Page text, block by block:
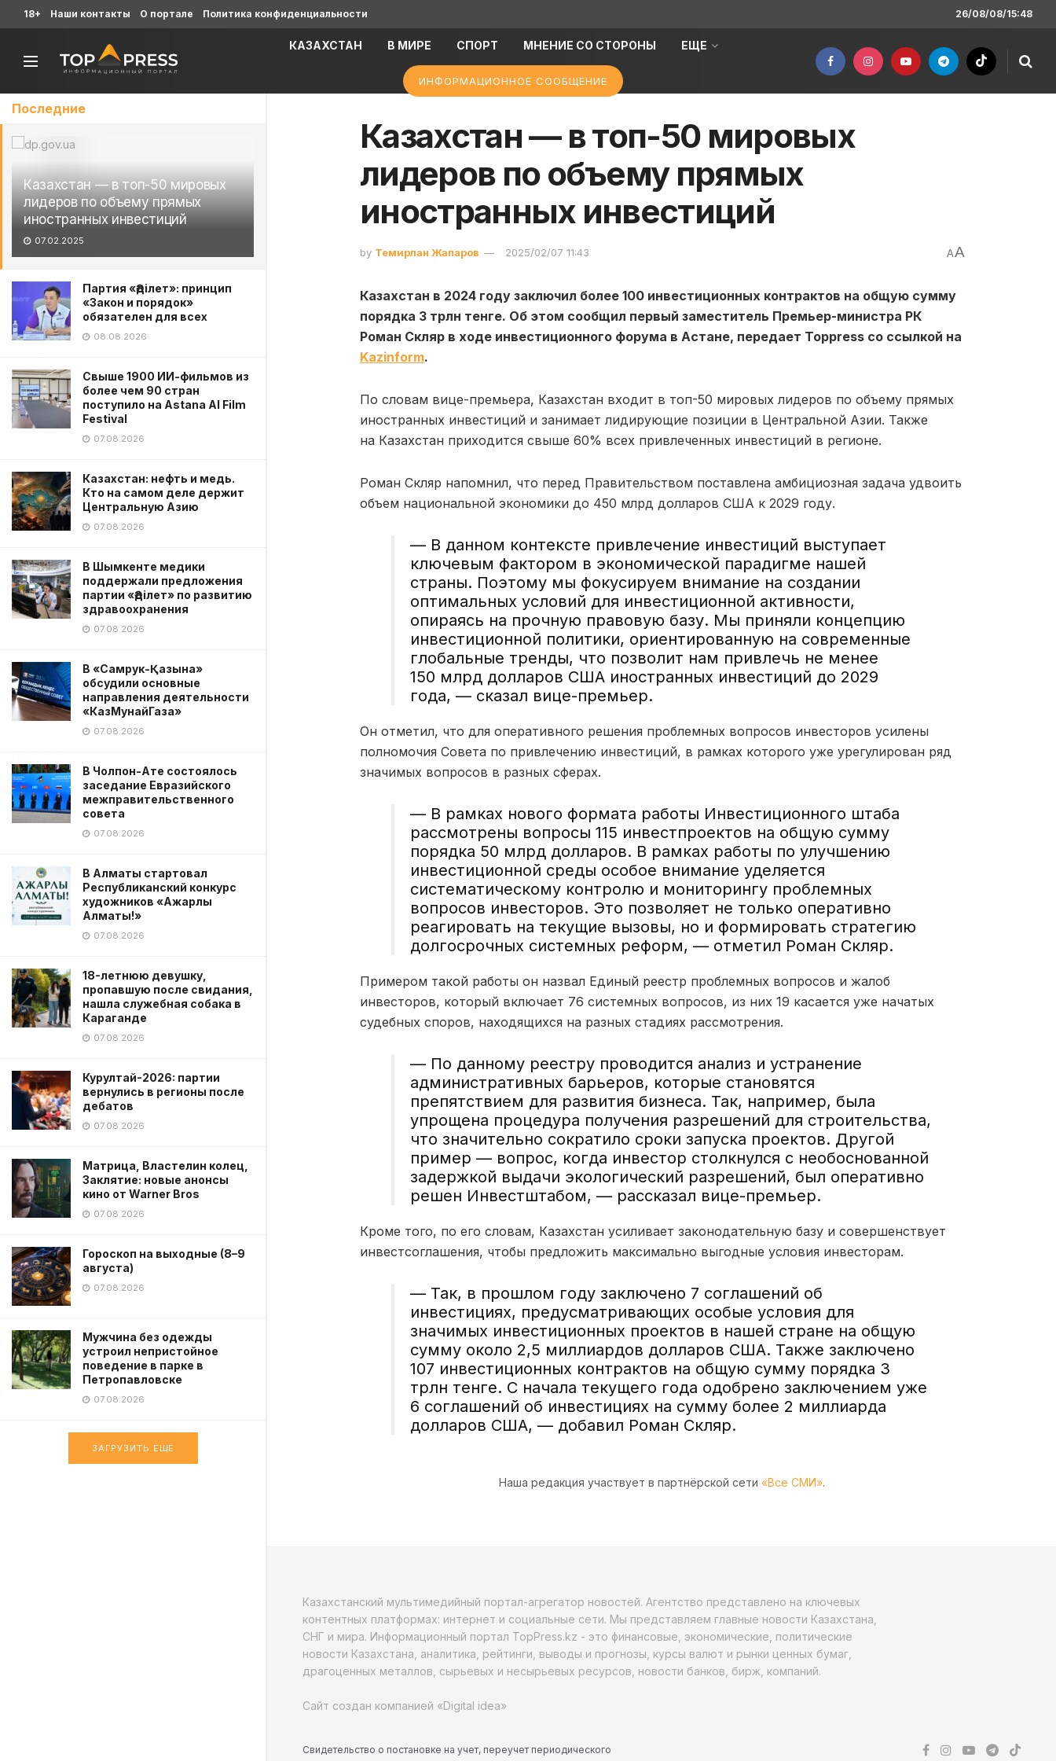
Последние
Казахстан — в топ-50 мировых
лидеров по объему прямых
иностранных инвестиций
07.02.2025
Партия «Әділет»: принцип
«Закон и порядок»
обязателен для всех
08.08.2026
Свыше 1900 ИИ-фильмов из
более чем 90 стран
поступило на Astana AI Film
Festival
07.08.2026
Казахстан: нефть и медь.
Кто на самом деле держит
Центральную Азию
07.08.2026
В Шымкенте медики
поддержали предложения
партии «Әділет» по развитию
здравоохранения
07.08.2026
В «Самрук-Қазына»
обсудили основные
направления деятельности
«КазМунайГаза»
07.08.2026
В Чолпон-Ате состоялось
заседание Евразийского
межправительственного
совета
07.08.2026
В Алматы стартовал
Республиканский конкурс
художников «Ажарлы
Алматы!»
07.08.2026
18-летнюю девушку,
пропавшую после свидания,
нашла служебная собака в
Караганде
07.08.2026
Курултай-2026: партии
вернулись в регионы после
дебатов
07.08.2026
Матрица, Властелин колец,
Заклятие: новые анонсы
кино от Warner Bros
07.08.2026
Гороскоп на выходные (8–9
августа)
07.08.2026
Мужчина без одежды
устроил непристойное
поведение в парке в
Петропавловске
07.08.2026
ЗАГРУЗИТЬ ЕЩЕ
18+ Наши контакты О портале Политика конфиденциальности 26/08/08/15:48
КАЗАХСТАН В МИРЕ СПОРТ МНЕНИЕ СО СТОРОНЫ ЕЩЕ
ИНФОРМАЦИОННОЕ СООБЩЕНИЕ
Казахстан — в топ-50 мировых
лидеров по объему прямых
иностранных инвестиций
by Темирлан Жапаров 2025/02/07 11:43 AA
Казахстан в 2024 году заключил более 100 инвестиционных контрактов на общую сумму
порядка 3 трлн тенге. Об этом сообщил первый заместитель Премьер-министра РК
Роман Скляр в ходе инвестиционного форума в Астане, передает Toppress со ссылкой на
Kazinform.
По словам вице-премьера, Казахстан входит в топ-50 мировых лидеров по объему прямых
иностранных инвестиций и занимает лидирующие позиции в Центральной Азии. Также
на Казахстан приходится свыше 60% всех привлеченных инвестиций в регионе.
Роман Скляр напомнил, что перед Правительством поставлена амбициозная задача удвоить
объем национальной экономики до 450 млрд долларов США к 2029 году.
— В данном контексте привлечение инвестиций выступает
ключевым фактором в экономической парадигме нашей
страны. Поэтому мы фокусируем внимание на создании
оптимальных условий для инвестиционной активности,
опираясь на прочную правовую базу. Мы приняли концепцию
инвестиционной политики, ориентированную на современные
глобальные тренды, что позволит нам привлечь не менее
150 млрд долларов США иностранных инвестиций до 2029
года, — сказал вице-премьер.
Он отметил, что для оперативного решения проблемных вопросов инвесторов усилены
полномочия Совета по привлечению инвестиций, в рамках которого уже урегулирован ряд
значимых вопросов в разных сферах.
— В рамках нового формата работы Инвестиционного штаба
рассмотрены вопросы 115 инвестпроектов на общую сумму
порядка 50 млрд долларов. В рамках работы по улучшению
инвестиционной среды особое внимание уделяется
систематическому контролю и мониторингу проблемных
вопросов инвесторов. Это позволяет не только оперативно
реагировать на текущие вызовы, но и формировать стратегию
долгосрочных системных реформ, — отметил Роман Скляр.
Примером такой работы он назвал Единый реестр проблемных вопросов и жалоб
инвесторов, который включает 76 системных вопросов, из них 19 касается уже начатых
судебных споров, находящихся на разных стадиях рассмотрения.
— По данному реестру проводится анализ и устранение
административных барьеров, которые становятся
препятствием для развития бизнеса. Так, например, была
упрощена процедура получения разрешений для строительства,
что значительно сократило сроки запуска проектов. Другой
пример — вопрос, когда инвестор столкнулся с необоснованной
задержкой выдачи экологический разрешений, был оперативно
решен Инвестштабом, — рассказал вице-премьер.
Кроме того, по его словам, Казахстан усиливает законодательную базу и совершенствует
инвестсоглашения, чтобы предложить максимально выгодные условия инвесторам.
— Так, в прошлом году заключено 7 соглашений об
инвестициях, предусматривающих особые условия для
значимых инвестиционных проектов в нашей стране на общую
сумму около 2,5 миллиардов долларов США. Также заключено
107 инвестиционных контрактов на общую сумму порядка 3
трлн тенге. С начала текущего года одобрено заключением уже
6 соглашений об инвестициях на сумму более 2 миллиарда
долларов США, — добавил Роман Скляр.
Наша редакция участвует в партнёрской сети «Все СМИ».
Казахстанский мультимедийный портал-агрегатор новостей. Агентство представлено на ключевых
контентных платформах: интернет и социальные сети. Мы представляем главные новости Казахстана,
СНГ и мира. Информационный портал TopPress.kz - это финансовые, экономические, политические
новости Казахстана, аналитика, рейтинги, выводы и прогнозы, курсы валют и рынки ценных бумаг,
драгоценных металлов, сырьевых и несырьевых ресурсов, новости банков, бирж, компаний.
Сайт создан компанией «Digital idea»
Свидетельство о постановке на учет, переучет периодического